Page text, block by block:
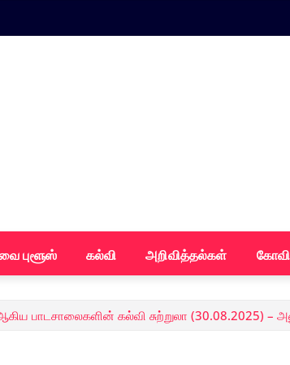
புளூஸ் கல்வி அறிவித்தல்கள்
பாடசாலைகளின் கல்வி சுற்றுலா (30.08.2025) –